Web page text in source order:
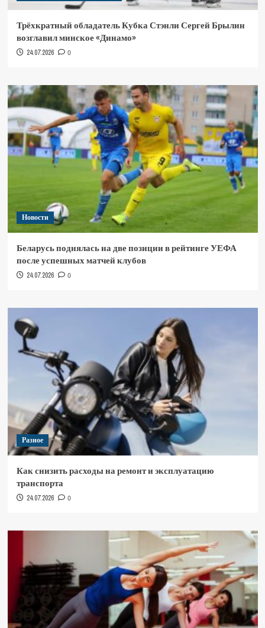
Трёхкратный обладатель Кубка Стэнли Сергей Брылин
возглавил минское «Динамо»
24.07.2026 0
Новости
Беларусь поднялась на две позиции в рейтинге УЕФА
после успешных матчей клубов
24.07.2026 0
Разное
Как снизить расходы на ремонт и эксплуатацию
транспорта
24.07.2026 0